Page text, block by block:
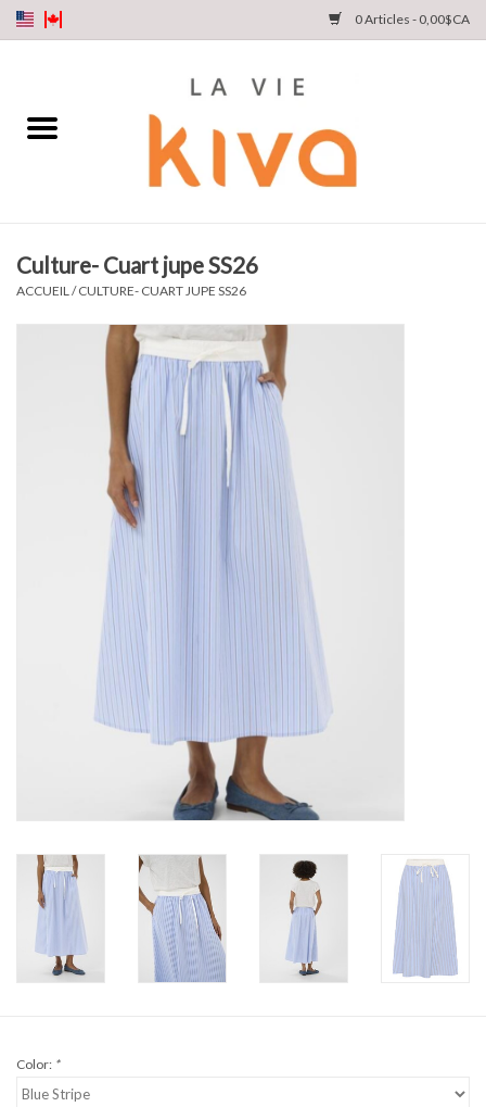
0 Articles - 0,00$CA
MAGASINEZ
NOTRE HISTOIRE
Cartes cadeaux
Culture- Cuart jupe SS26
ACCUEIL /CULTURE- CUART JUPE SS26
Color: *